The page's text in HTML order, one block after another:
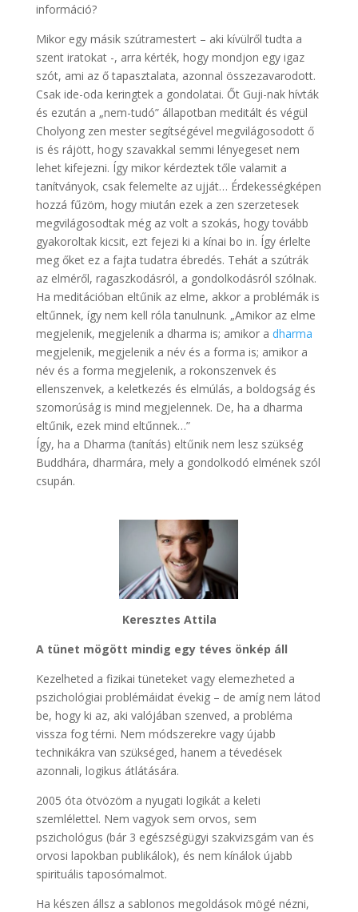
információ?
Mikor egy másik szútramestert – aki kívülről tudta a
szent iratokat -, arra kérték, hogy mondjon egy igaz
szót, ami az ő tapasztalata, azonnal összezavarodott.
Csak ide-oda keringtek a gondolatai. Őt Guji-nak hívták
és ezután a „nem-tudó” állapotban meditált és végül
Cholyong zen mester segítségével megvilágosodott ő
is és rájött, hogy szavakkal semmi lényegeset nem
lehet kifejezni. Így mikor kérdeztek tőle valamit a
tanítványok, csak felemelte az ujját… Érdekességképen
hozzá fűzöm, hogy miután ezek a zen szerzetesek
megvilágosodtak még az volt a szokás, hogy tovább
gyakoroltak kicsit, ezt fejezi ki a kínai bo in. Így érlelte
meg őket ez a fajta tudatra ébredés. Tehát a szútrák
az elméről, ragaszkodásról, a gondolkodásról szólnak.
Ha meditációban eltűnik az elme, akkor a problémák is
eltűnnek, így nem kell róla tanulnunk. „Amikor az elme
megjelenik, megjelenik a dharma is; amikor a dharma
megjelenik, megjelenik a név és a forma is; amikor a
név és a forma megjelenik, a rokonszenvek és
ellenszenvek, a keletkezés és elmúlás, a boldogság és
szomorúság is mind megjelennek. De, ha a dharma
eltűnik, ezek mind eltűnnek…”
Így, ha a Dharma (tanítás) eltűnik nem lesz szükség
Buddhára, dharmára, mely a gondolkodó elmének szól
csupán.
Keresztes Attila
A tünet mögött mindig egy téves önkép áll
Kezelheted a fizikai tüneteket vagy elemezheted a
pszichológiai problémáidat évekig – de amíg nem látod
be, hogy ki az, aki valójában szenved, a probléma
vissza fog térni. Nem módszerekre vagy újabb
technikákra van szükséged, hanem a tévedések
azonnali, logikus átlátására.
2005 óta ötvözöm a nyugati logikát a keleti
szemlélettel. Nem vagyok sem orvos, sem
pszichológus (bár 3 egészségügyi szakvizsgám van és
orvosi lapokban publikálok), és nem kínálok újabb
spirituális taposómalmot.
Ha készen állsz a sablonos megoldások mögé nézni,